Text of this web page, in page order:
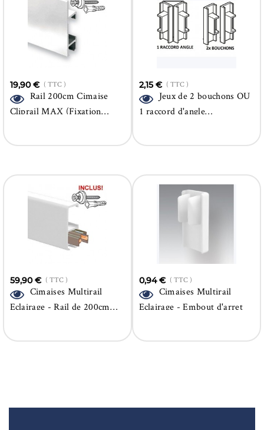
19,90 € ( TTC )
Rail 200cm Cimaise
Cliprail MAX (Fixation
2,15 € ( TTC )
Jeux de 2 bouchons OU
1 raccord d'angle
59,90 € ( TTC )
Cimaises Multirail
Eclairage - Rail de 200cm
0,94 € ( TTC )
Cimaises Multirail
Eclairage - Embout d'arret